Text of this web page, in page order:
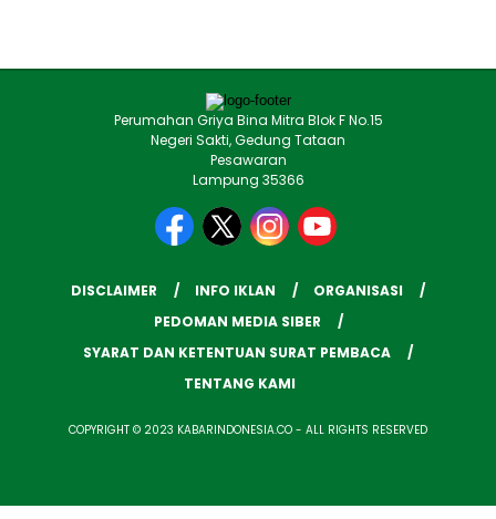
Perumahan Griya Bina Mitra Blok F No.15
Negeri Sakti, Gedung Tataan
Pesawaran
Lampung 35366
DISCLAIMER INFO IKLAN
ORGANISASI
PEDOMAN MEDIA SIBER
SYARAT DAN KETENTUAN SURAT PEMBACA
TENTANG KAMI
COPYRIGHT © 2023 KABARINDONESIA.CO - ALL RIGHTS RESERVED